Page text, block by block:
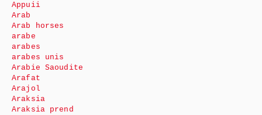
Appuii
Arab
Arab horses
arabe
arabes
arabes unis
Arabie Saoudite
Arafat
Arajol
Araksia
Araksia prend